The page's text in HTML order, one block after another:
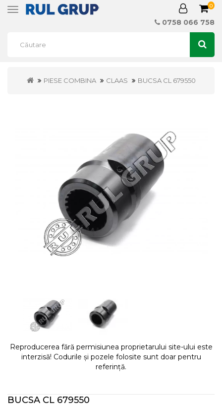
Toggle
0
0758 066 758
PIESE COMBINA CLAAS BUCSA CL 679550
Reproducerea fără permisiunea proprietarului site-ului este
interzisă! Codurile și pozele folosite sunt doar pentru
referință.
BUCSA CL 679550